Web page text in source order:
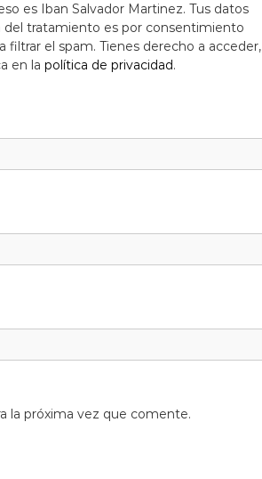
es Iban Salvador Martinez. Tus datos
del tratamiento es por consentimiento
filtrar el spam. Tienes derecho a acceder,
en la política de privacidad.
la próxima vez que comente.